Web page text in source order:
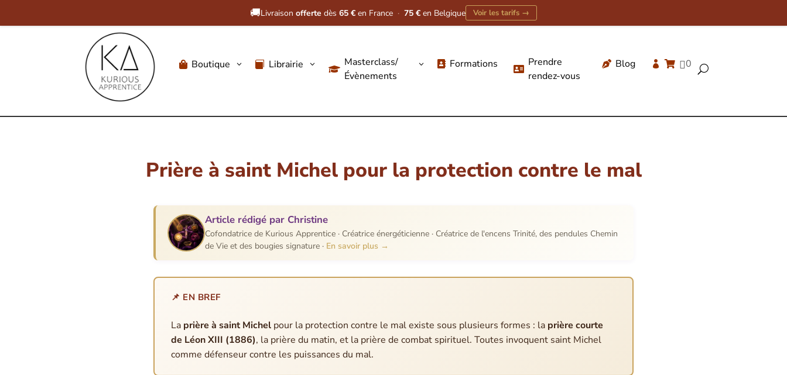
🚚Livraison offerte dès 65 € en France · 75 € en Belgique Voir les tarifs →
 Boutique 3  Librairie 3

Masterclass/
Évènements
3  Formations 
Prendre
rendez-vous
 Blog   0 U
produits
Prière à saint Michel pour la protection contre le mal
Article rédigé par Christine
Cofondatrice de Kurious Apprentice · Créatrice énergéticienne · Créatrice de l'encens Trinité, des pendules Chemin
de Vie et des bougies signature · En savoir plus →
📌 EN BREF
La prière à saint Michel pour la protection contre le mal existe sous plusieurs formes : la prière courte
de Léon XIII (1886), la prière du matin, et la prière de combat spirituel. Toutes invoquent saint Michel
comme défenseur contre les puissances du mal.